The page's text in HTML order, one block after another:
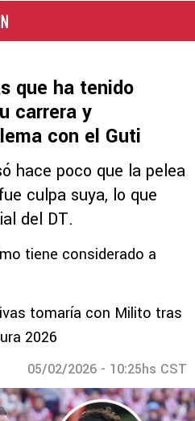
que ha tenido
carrera y
con el Guti
hace poco que la pelea
culpa suya, lo que
del DT.
tiene considerado a
tomaría con Milito tras
2026
05/02/2026 - 10:25hs CST